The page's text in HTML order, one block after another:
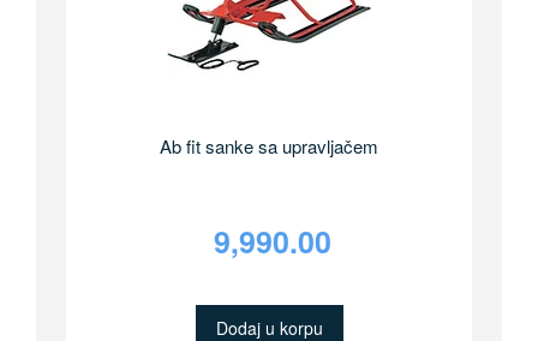
Ab fit sanke sa upravljačem
9,990.00
Dodaj u korpu